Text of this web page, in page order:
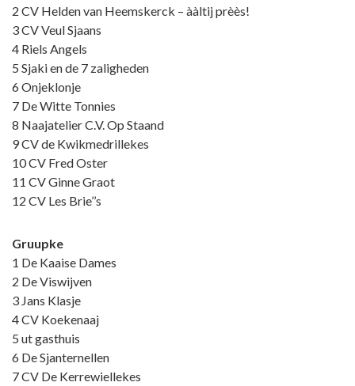
2 CV Helden van Heemskerck – ààltij prèès!
3 CV Veul Sjaans
4 Riels Angels
5 Sjaki en de 7 zaligheden
6 Onjeklonje
7 De Witte Tonnies
8 Naajatelier C.V. Op Staand
9 CV de Kwikmedrillekes
10 CV Fred Oster
11 CV Ginne Graot
12 CV Les Brie’’s
Gruupke
1 De Kaaise Dames
2 De Viswijven
3 Jans Klasje
4 CV Koekenaaj
5 ut gasthuis
6 De Sjanternellen
7 CV De Kerrewiellekes